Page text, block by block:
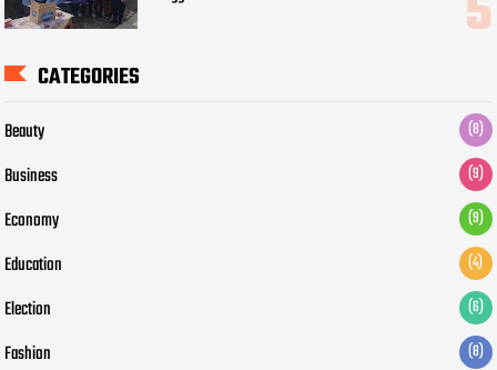
CATEGORIES
Beauty (8)
Business (9)
Economy (9)
Education (4)
Election (6)
Fashion (8)